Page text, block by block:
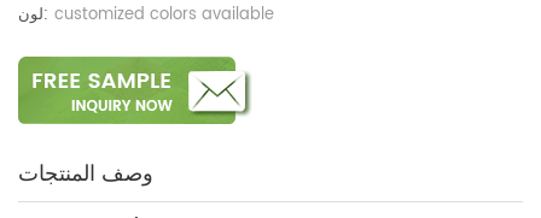
لون: customized colors available
وصف المنتجات